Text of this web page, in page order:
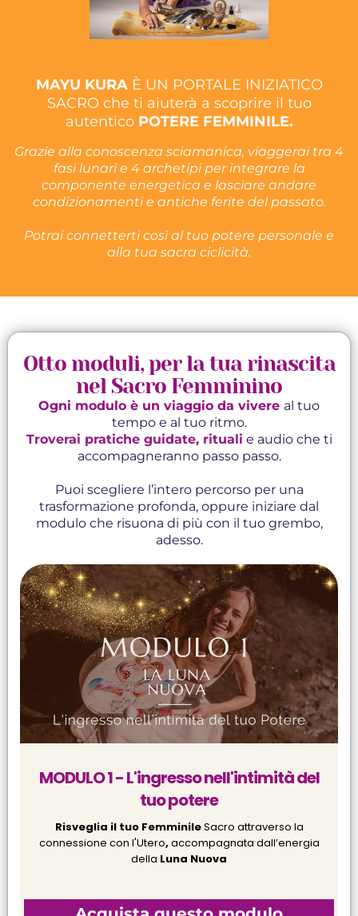
MAYU KURA È UN PORTALE INIZIATICO
SACRO che ti aiuterà a scoprire il tuo
autentico POTERE FEMMINILE.
Grazie alla conoscenza sciamanica, viaggerai tra 4
fasi lunari e 4 archetipi per integrare la
componente energetica e lasciare andare
condizionamenti e antiche ferite del passato.
Potrai connetterti così al tuo potere personale e
alla tua sacra ciclicità.
Otto moduli, per la tua rinascita
nel Sacro Femminino
Ogni modulo è un viaggio da vivere al tuo
tempo e al tuo ritmo.
Troverai pratiche guidate, rituali e audio che ti
accompagneranno passo passo.
Puoi scegliere l’intero percorso per una
trasformazione profonda, oppure iniziare dal
modulo che risuona di più con il tuo grembo,
adesso.
MODULO 1 - L'ingresso nell'intimità del
tuo potere
Risveglia il tuo FemminileSacro attraverso la
connessione con l'Utero, accompagnata dall’energia
della Luna Nuova